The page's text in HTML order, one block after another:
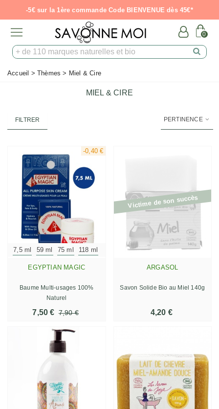
-5€ sur la 1ère commande Code BIENVENUE dès 45€*
0
Accueil > Thèmes > Miel & Cire
MIEL & CIRE
FILTRER PERTINENCE
-0,40 €
7,5 ml 59 ml 75 ml 118 ml
EGYPTIAN MAGIC
Baume Multi-usages 100%
Naturel
7,50 € 7,90 €
Victime de son succès
ARGASOL
Savon Solide Bio au Miel 140g
4,20 €